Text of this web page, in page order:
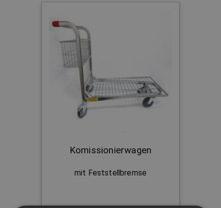
Komissionierwagen
mit Feststellbremse